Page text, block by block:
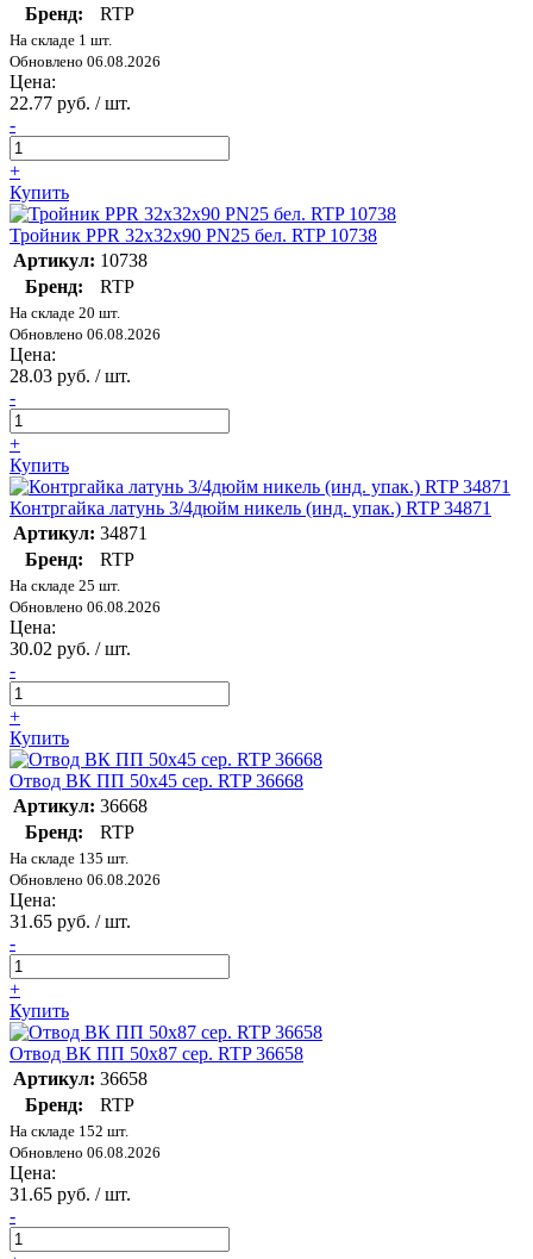
Бренд:
RTP
На складе 1 шт.
Обновлено 06.08.2026
Цена:
22.77 руб. / шт.
-
+
Купить
Тройник PPR 32х32х90 PN25 бел. RTP 10738
Артикул: 10738
Бренд:
RTP
На складе 20 шт.
Обновлено 06.08.2026
Цена:
28.03 руб. / шт.
-
+
Купить
Контргайка латунь 3/4дюйм никель (инд. упак.) RTP 34871
Артикул: 34871
Бренд:
RTP
На складе 25 шт.
Обновлено 06.08.2026
Цена:
30.02 руб. / шт.
-
+
Купить
Отвод ВК ПП 50х45 сер. RTP 36668
Артикул: 36668
Бренд:
RTP
На складе 135 шт.
Обновлено 06.08.2026
Цена:
31.65 руб. / шт.
-
+
Купить
Отвод ВК ПП 50х87 сер. RTP 36658
Артикул: 36658
Бренд:
RTP
На складе 152 шт.
Обновлено 06.08.2026
Цена:
31.65 руб. / шт.
-